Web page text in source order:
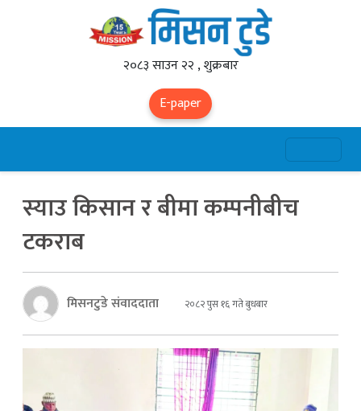
२०८३ साउन २२ , शुक्रबार
E-paper
स्याउ किसान र बीमा कम्पनीबीच
टकराब
मिसनटुडे संवाददाता २०८२ पुस १६ गते बुधबार